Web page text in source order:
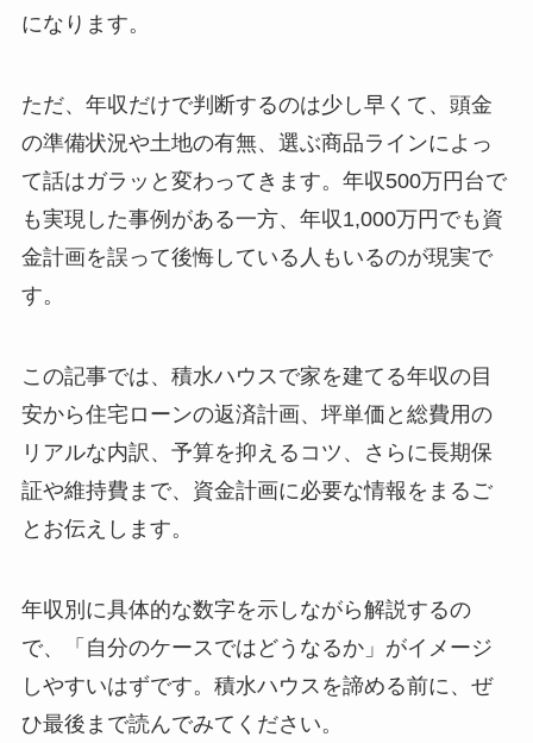
になります。
ただ、年収だけで判断するのは少し早くて、頭金
の準備状況や土地の有無、選ぶ商品ラインによっ
て話はガラッと変わってきます。年収500万円台で
も実現した事例がある一方、年収1,000万円でも資
金計画を誤って後悔している人もいるのが現実で
す。
この記事では、積水ハウスで家を建てる年収の目
安から住宅ローンの返済計画、坪単価と総費用の
リアルな内訳、予算を抑えるコツ、さらに長期保
証や維持費まで、資金計画に必要な情報をまるご
とお伝えします。
年収別に具体的な数字を示しながら解説するの
で、「自分のケースではどうなるか」がイメージ
しやすいはずです。積水ハウスを諦める前に、ぜ
ひ最後まで読んでみてください。